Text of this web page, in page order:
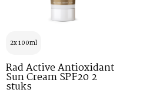
2x 100ml
Rad Active Antioxidant
Sun Cream SPF20 2
stuks